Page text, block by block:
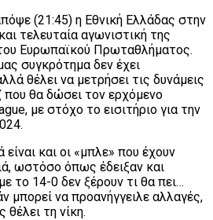
(21:45) η Εθνική Ελλάδας στην
τελευταία αγωνιστική της
Ευρωπαϊκού Πρωταθλήματος.
συγκρότημα δεν έχει
θέλει να μετρήσει τις δυνάμεις
θα δώσει τον ερχόμενο
με στόχο το εισιτήριο για την
και οι «μπλε» που έχουν
ωστόσο όπως έδειξαν και
το 14-0 δεν ξέρουν τι θα πει…
μπορεί να προανήγγειλε αλλαγές,
τη νίκη.